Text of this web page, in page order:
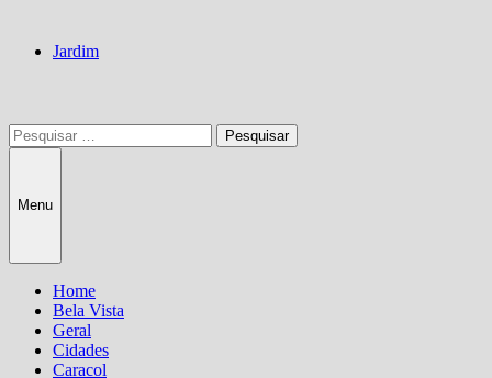
Jardim
Pesquisar
por:
Menu
Home
Bela Vista
Geral
Cidades
Caracol